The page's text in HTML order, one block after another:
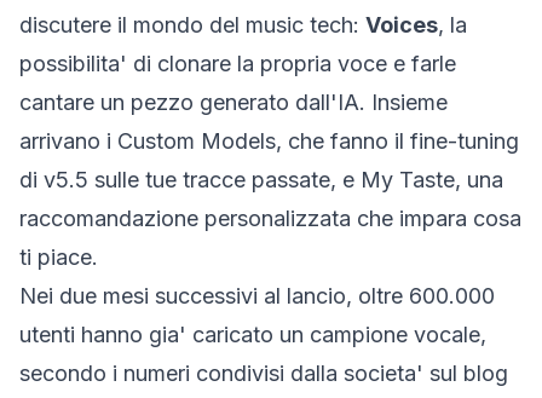
discutere il mondo del music tech: Voices, la
possibilita' di clonare la propria voce e farle
cantare un pezzo generato dall'IA. Insieme
arrivano i Custom Models, che fanno il fine-tuning
di v5.5 sulle tue tracce passate, e My Taste, una
raccomandazione personalizzata che impara cosa
ti piace.
Nei due mesi successivi al lancio, oltre 600.000
utenti hanno gia' caricato un campione vocale,
secondo i numeri condivisi dalla societa' sul blog